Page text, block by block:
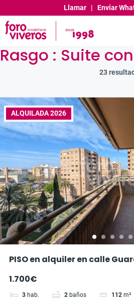
al
contenido
Llamar| Enviar
Rasgo : Suite
23
ALQUILADA 2026
PISO en alquiler en calle
1.700€
3 hab. 2 baños 112 m²